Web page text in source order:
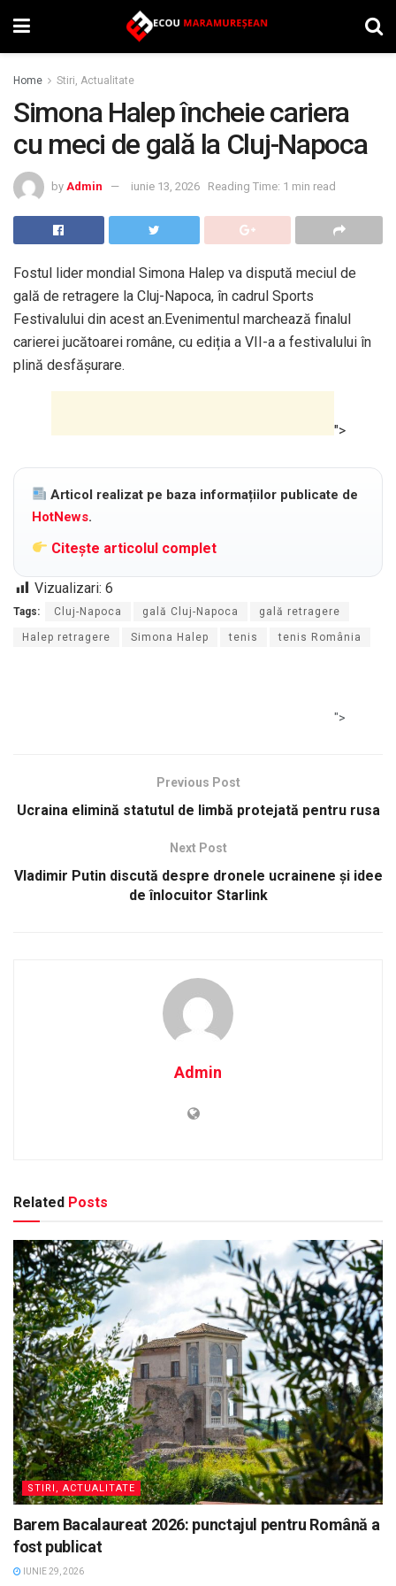
Home Stiri, Actualitate
Simona Halep încheie cariera
cu meci de gală la Cluj-Napoca
by Admin iunie 13, 2026 Reading Time: 1 min read
Fostul lider mondial Simona Halep va dispută meciul de
gală de retragere la Cluj-Napoca, în cadrul Sports
Festivalului din acest an.Evenimentul marchează finalul
carierei jucătoarei române, cu ediția a VII-a a festivalului în
plină desfășurare.
">
Articol realizat pe baza informațiilor publicate de
HotNews.
Citește articolul complet
Vizualizari: 6
Tags: Cluj-Napoca gală Cluj-Napoca gală retragere
Halep retragere Simona Halep tenis tenis România
">
Previous Post
Ucraina elimină statutul de limbă protejată pentru rusa
Next Post
Vladimir Putin discută despre dronele ucrainene și idee
de înlocuitor Starlink
Admin
Related Posts
STIRI, ACTUALITATE
Barem Bacalaureat 2026: punctajul pentru Română a
fost publicat
IUNIE 29, 2026